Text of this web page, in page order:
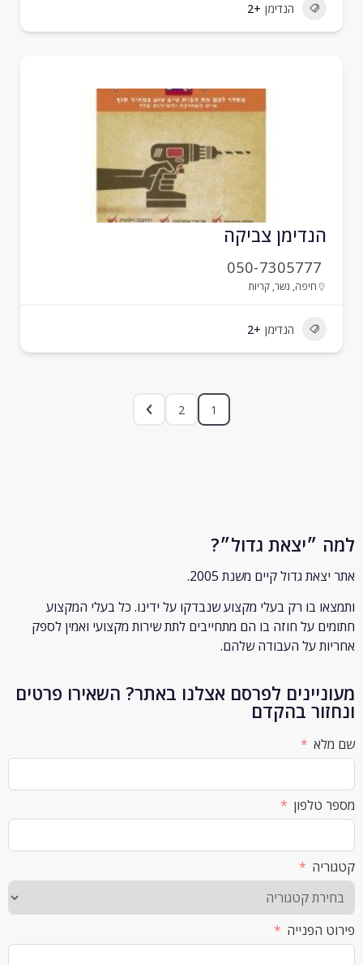
גדול״?
גדול קיים משנת 2005.
בו רקבעלי מקצוע שנבדקו על ידינו. כל בעלי המקצוע
על חוזה בו הם מתחייבים לתת שירות מקצועי ואמין לספק
על העבודה שלהם.
לפרסם אצלנו באתר? השאירו פרטים
בהקדם
הנדימן
צביקה
050-7305777
נשר,קריות
הנדימן